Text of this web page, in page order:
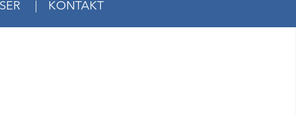
KONTAKT